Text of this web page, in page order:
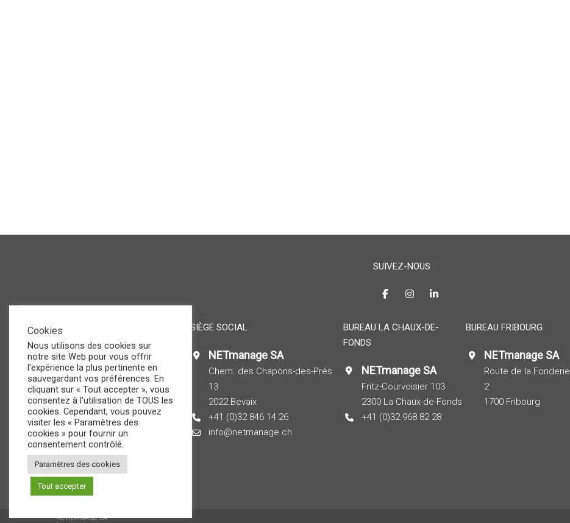
SUIVEZ-NOUS
LIENS UTILES
A propos
Actualités
Assistance online
Offres d’emplois
Nous contacter
Politique de confidentialité
Déclaration relative à la
protection des données
Plan de site
SIÈGE SOCIAL
NETmanage SA
Chem. des Chapons-des-Prés
13
2022 Bevaix
+41 (0)32 846 14 26
info@netmanage.ch
BUREAU LA CHAUX-DE-
FONDS
NETmanage SA
Fritz-Courvoisier 103
2300 La Chaux-de-Fonds
+41 (0)32 968 82 28
BUREAU FRIBOURG
NETmanage SA
Route de la Fonderie
2
1700 Fribourg
NETMANAGE SA
Cookies
Nous utilisons des cookies sur
notre site Web pour vous offrir
l'expérience la plus pertinente en
sauvegardant vos préférences. En
cliquant sur « Tout accepter », vous
consentez à l'utilisation de TOUS les
cookies. Cependant, vous pouvez
visiter les « Paramètres des
cookies » pour fournir un
consentement contrôlé.
Paramètres des cookies
Tout accepter